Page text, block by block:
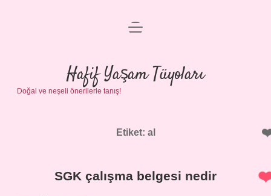
Anasayfa
Gizlilik Politikası
Yasal Uyarı
menüyü
Hafif Yaşam Tüyoları
Doğal ve neşeli önerilerle tanış!
Etiket: al
SGK çalışma belgesi nedir